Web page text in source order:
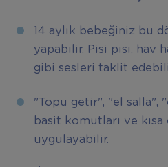
14 aylık bebeğiniz bu
yapabilir. Pisi pisi, hav
gibi sesleri taklit
"Topu getir", "el salla",
basit komutları ve
uygulayabilir.